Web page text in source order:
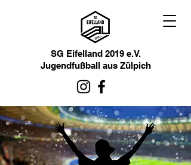
SG Eifelland 2019 e.V.
Jugendfußball aus Zülpich